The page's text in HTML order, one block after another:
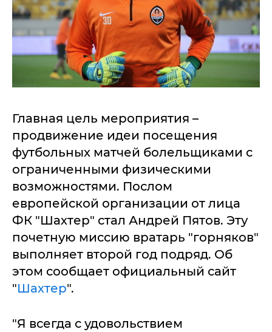
Главная цель мероприятия –
продвижение идеи посещения
футбольных матчей болельщиками с
ограниченными физическими
возможностями. Послом
европейской организации от лица
ФК "Шахтер" стал Андрей Пятов. Эту
почетную миссию вратарь "горняков"
выполняет второй год подряд. Об
этом сообщает официальный сайт
"Шахтер".
"Я всегда с удовольствием